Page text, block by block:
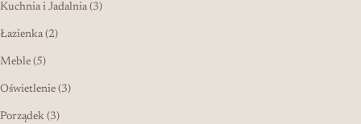
Kuchnia i Jadalnia 33 produkty
Łazienka 22 produkty
Meble 55 produktów
Oświetlenie 33 produkty
Porządek 33 produkty